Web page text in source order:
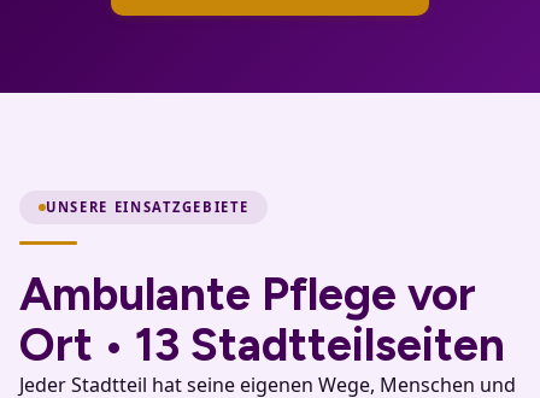
UNSERE EINSATZGEBIETE
Ambulante Pflege vor
Ort • 13 Stadtteilseiten
Jeder Stadtteil hat seine eigenen Wege, Menschen und